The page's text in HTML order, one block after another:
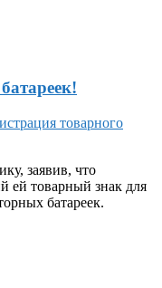
товарного
заявив, что
ей товарный знак для
батареек.